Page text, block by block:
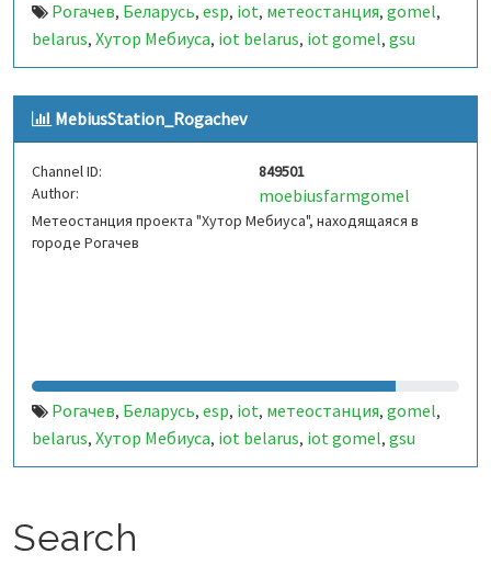
Рогачев, Беларусь, esp, iot, метеостанция, gomel,
belarus, Хутор Мебиуса, iot belarus, iot gomel, gsu
MebiusStation_Rogachev
Channel ID:
849501
Author:
moebiusfarmgomel
Метеостанция проекта "Хутор Мебиуса", находящаяся в
городе Рогачев
Рогачев, Беларусь, esp, iot, метеостанция, gomel,
belarus, Хутор Мебиуса, iot belarus, iot gomel, gsu
Search